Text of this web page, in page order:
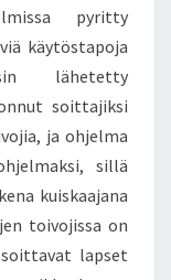
pyritty
käytöstapoja
lähetetty
soittajiksi
ja ohjelma
sillä
kuiskaajana
toivojissa on
lapset